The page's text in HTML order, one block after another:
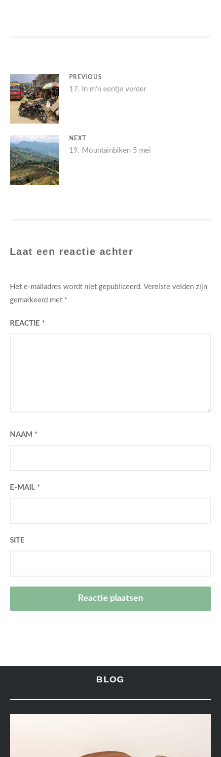
BERICHT
NAVIGATIE
PREVIOUS
Previous
post:
17. In m’n eentje verder
NEXT
Next
post:
19. Mountainbiken 5 mei
Laat een reactie achter
Het e-mailadres wordt niet gepubliceerd. Vereiste velden zijn
gemarkeerd met *
REACTIE *
NAAM *
E-MAIL *
SITE
BLOG